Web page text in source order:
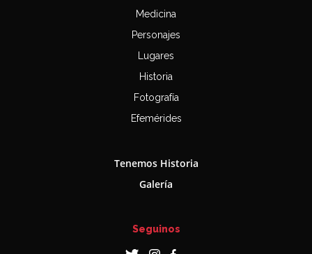
Medicina
Personajes
Lugares
Historia
Fotografía
Efemérides
Tenemos Historia
Galería
Seguinos